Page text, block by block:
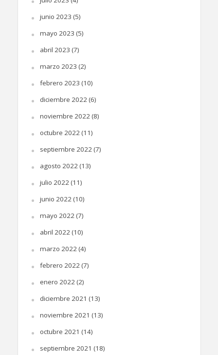
junio 2023 (5)
mayo 2023 (5)
abril 2023 (7)
marzo 2023 (2)
febrero 2023 (10)
diciembre 2022 (6)
noviembre 2022 (8)
octubre 2022 (11)
septiembre 2022 (7)
agosto 2022 (13)
julio 2022 (11)
junio 2022 (10)
mayo 2022 (7)
abril 2022 (10)
marzo 2022 (4)
febrero 2022 (7)
enero 2022 (2)
diciembre 2021 (13)
noviembre 2021 (13)
octubre 2021 (14)
septiembre 2021 (18)